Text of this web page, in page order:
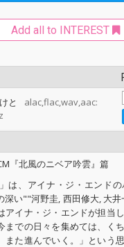
Add all to INTEREST
と
alac,flac,wav,aac:
『北風のニベア吟雲』篇
は、アイナ・ジ・エンド
深い""河野圭, 西田修大, 大
アイナ・ジ・エンドが担当
までの日々を集めては、く
また進んでいく。」という